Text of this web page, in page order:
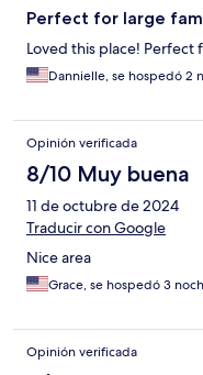
Perfect for large
Loved this place! Perfect
Dannielle, se hospedó 2
Opinión verificada
8/10 Muy buena
11 de octubre de 2024
Traducir con Google
Nice area
Grace, se hospedó 3
Opinión verificada